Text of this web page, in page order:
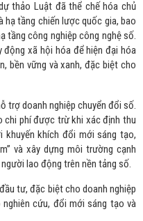
thảo Luật đã thể chế hóa chủ
tầng chiến lược quốc gia, bao
tầng công nghiệp công nghệ số.
xã hội hóa để hiện đại hóa
bền vững và xanh, đặc biệt cho
trợ doanh nghiệp chuyển đổi số.
chi phí được trừ khi xác định thu
khuyến khích đổi mới sáng tạo,
và xây dựng môi trường cạnh
lao động trên nền tảng số.
tư, đặc biệt cho doanh nghiệp
cứu, đổi mới sáng tạo và